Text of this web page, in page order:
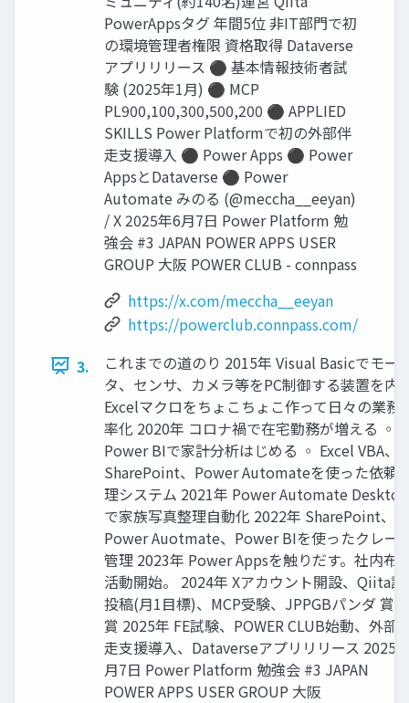
PowerAppsタグ 年間5位 非IT部門で初
の環境管理者権限 資格取得 Dataverse
アプリリリース ⚫ 基本情報技術者試
験 (2025年1月) ⚫ MCP
PL900,100,300,500,200 ⚫ APPLIED
SKILLS Power Platformで初の外部伴
走支援導入 ⚫ Power Apps ⚫ Power
AppsとDataverse ⚫ Power
Automate みのる (@meccha__eeyan)
/ X 2025年6月7日 Power Platform 勉
強会 #3 JAPAN POWER APPS USER
GROUP 大阪 POWER CLUB - connpass
https://x.com/meccha__eeyan
https://powerclub.connpass.com/
3.
これまでの道のり 2015年 Visual Basicでモー
タ、センサ、カメラ等をPC制御する装置を内
Excelマクロをちょこちょこ作って日々の業務
率化 2020年 コロナ禍で在宅勤務が増える ◦
Power BIで家計分析はじめる ◦ Excel VBA、
SharePoint、Power Automateを使った依頼
理システム 2021年 Power Automate Desktop
で家族写真整理自動化 2022年 SharePoint、
Power Auotmate、Power BIを使ったクレー
管理 2023年 Power Appsを触りだす。社内布
活動開始。 2024年 Xアカウント開設、Qiita
投稿(月1目標)、MCP受験、JPPGBパンダ 賞受
賞 2025年 FE試験、POWER CLUB始動、外部
走支援導入、Dataverseアプリリリース 2025
月7日 Power Platform 勉強会 #3 JAPAN
POWER APPS USER GROUP 大阪